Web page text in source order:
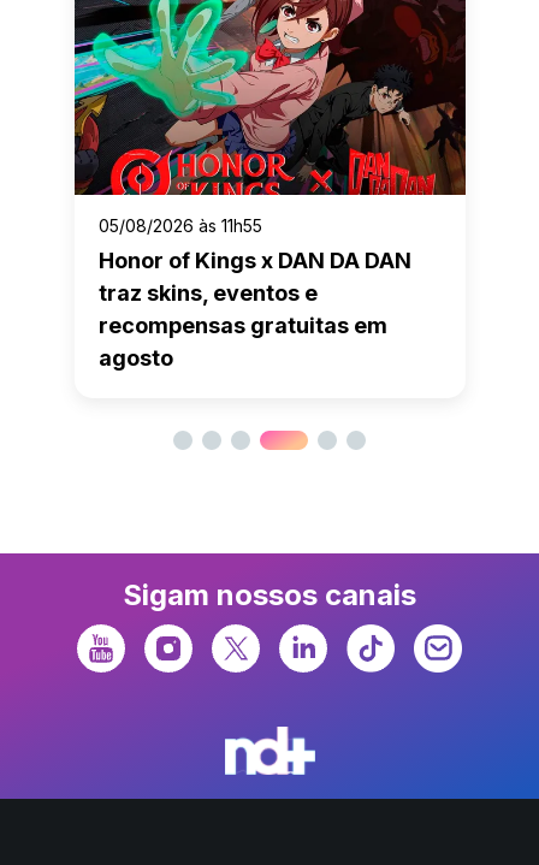
05/08/2026 às 11h55
Honor of Kings x DAN DA DAN
traz skins, eventos e
recompensas gratuitas em
agosto
Sigam nossos canais